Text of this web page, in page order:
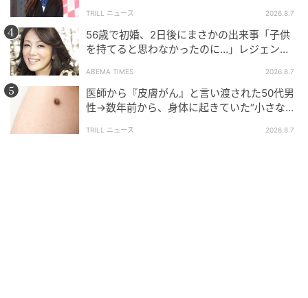
TRILL ニュース 2026.8.7
56歳で初婚、2日後にまさかの出来事「子供
を持てると思わなかったのに…」レジェンド
ABEMA TIMES 2026.8.7
医師から『皮膚がん』と言い渡された50代男
性→数年前から、身体に起きていた“小さな異
TRILL ニュース 2026.8.7